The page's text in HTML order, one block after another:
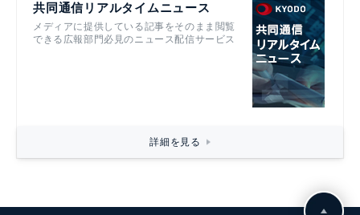
共同通信リアルタイムニュース
メディアに提供している記事をそのまま閲覧
できる広報部門必見のニュース配信サービス
詳細を見る